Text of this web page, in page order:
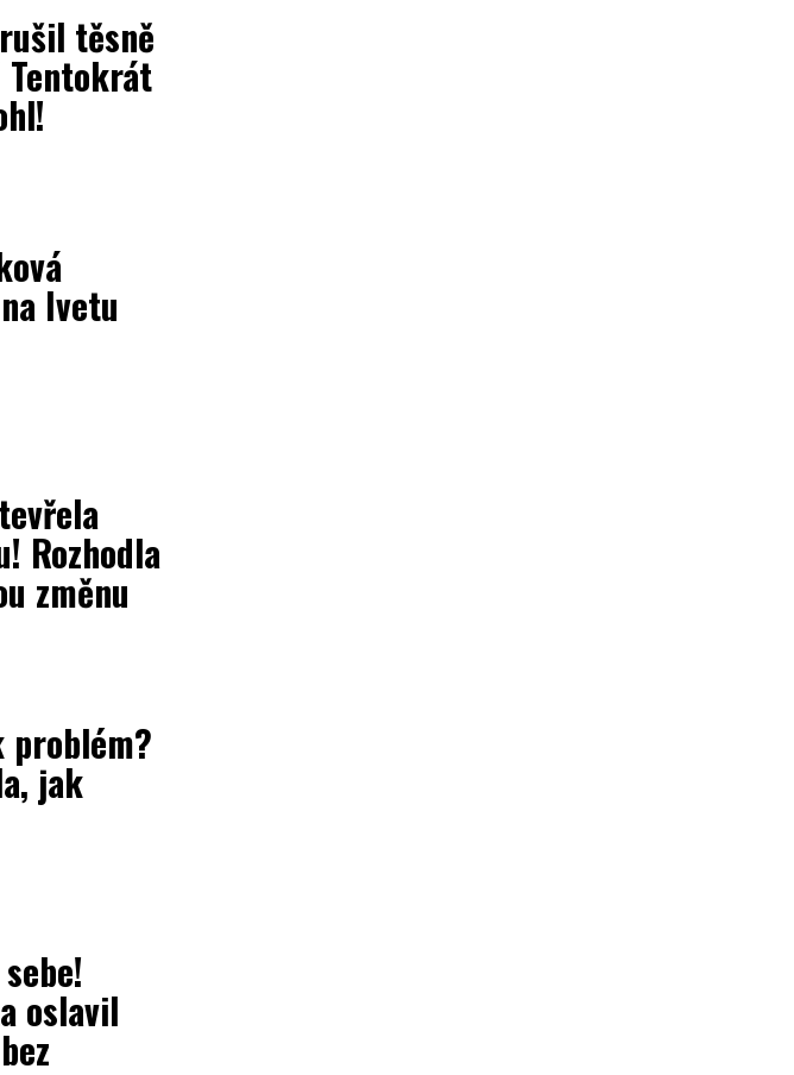
těsně
Ivetu
Rozhodla
změnu
problém?
jak
oslavil